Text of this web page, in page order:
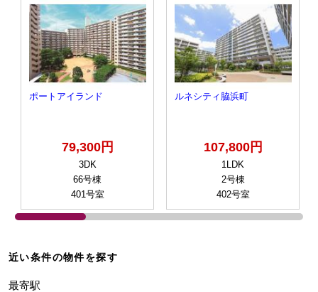
ポートアイランド
79,300円
3DK
66号棟
401号室
ルネシティ脇浜町
107,800円
1LDK
2号棟
402号室
近い条件の物件を探す
最寄駅